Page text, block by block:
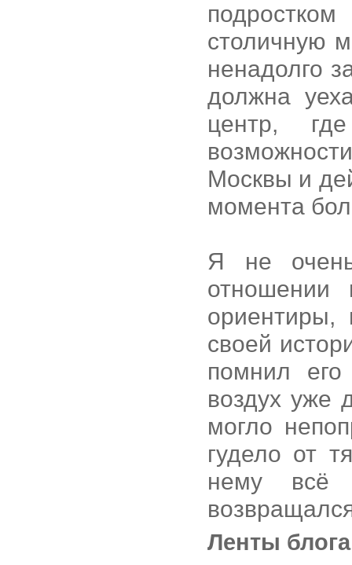
столичную
ненадолго
должна
центр,
Москвы и
момента
Я не
ориентиры,
своей
помнил
воздух уже
могло
гудело от
нему всё
Ленты